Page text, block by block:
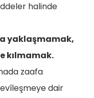
halinde
yaklaşmamak,
kılmamak.
zaafa
dair